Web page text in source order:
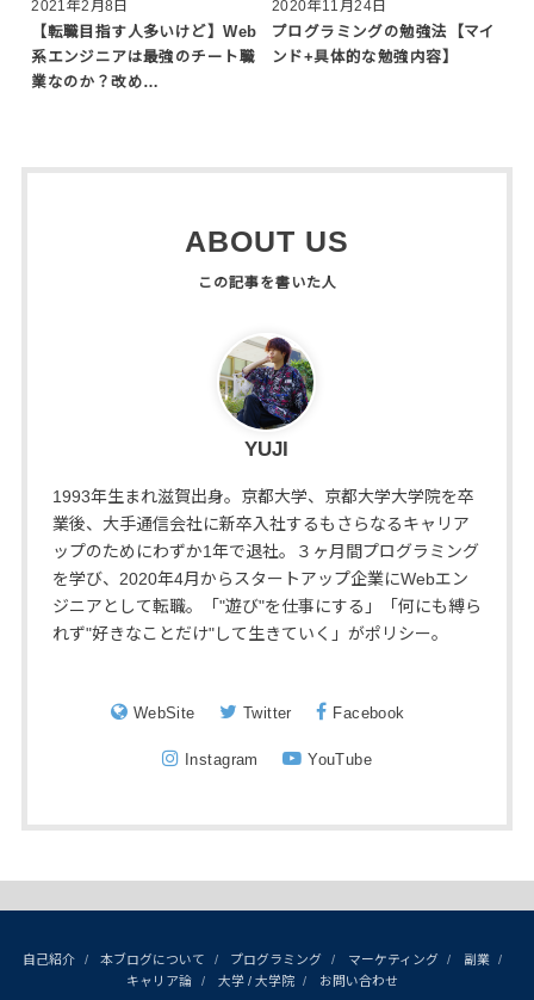
2021年2月8日
【転職目指す人多いけど】Web
系エンジニアは最強のチート職
業なのか？改め…
2020年11月24日
プログラミングの勉強法【マイ
ンド+具体的な勉強内容】
ABOUT US
YUJI
1993年生まれ滋賀出身。京都大学、京都大学大学院を卒
業後、大手通信会社に新卒入社するもさらなるキャリア
ップのためにわずか1年で退社。３ヶ月間プログラミング
を学び、2020年4月からスタートアップ企業にWebエン
ジニアとして転職。「"遊び"を仕事にする」「何にも縛ら
れず"好きなことだけ"して生きていく」がポリシー。
WebSite Twitter Facebook
Instagram YouTube
自己紹介 本ブログについて プログラミング マーケティング
副業
キャリア論
大学 / 大学院 お問い合わせ